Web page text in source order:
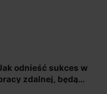
odnieść sukces w
zdalnej, będąc